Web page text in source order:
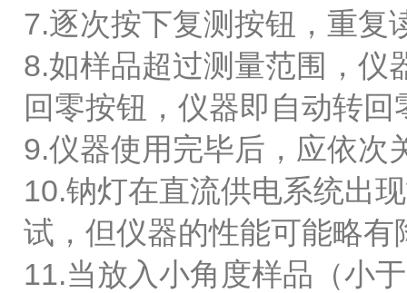
7.逐次按下复测按钮，重复
8.如样品超过测量范围，仪
回零按钮，仪器即自动转回
9.仪器使用完毕后，应依次
10.钠灯在直流供电系统出
试，但仪器的性能可能略有
11.当放入小角度样品（小